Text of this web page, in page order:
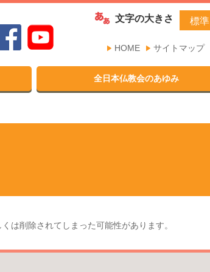
文字の大きさ 標準
HOME サイトマップ
全日本仏教会のあゆみ
は削除されてしまった可能性があります。